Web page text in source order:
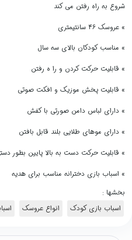
شروع به راه رفتن می کند
» عروسک ۴۶ سانتیمتری
» مناسب کودکان بالای سه سال
» قابلیت حرکت کردن و را ه رفتن
» قابلیت پخش موزیک و افکت صوتی
» دارای لباس دامن صورتی با کفش
» دارای موهای طلایی بلند قابل بافتن
» قابلیت حرکت دست به بالا پایین بطور
» اسباب بازی دخترانه مناسب برای هدیه
بخشها :
اسباب بازی کودک
انواع عروسک